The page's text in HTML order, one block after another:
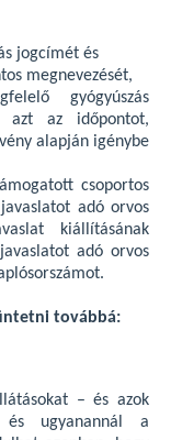
jogcímét és
megnevezését,
gyógyúszás
azt az időpontot,
alapján igénybe
csoportos
adó orvos
kiállításának
adó orvos
továbbá:
– és azok
ugyanannál a